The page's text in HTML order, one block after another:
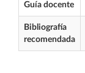
Guía docente
Bibliografía
recomendada